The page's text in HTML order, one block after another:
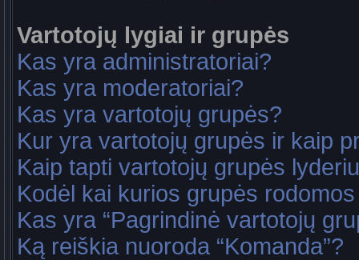
Vartotojų lygiai ir grupės
Kas yra administratoriai?
Kas yra moderatoriai?
Kas yra vartotojų grupės?
Kur yra vartotojų grupės ir kaip
Kaip tapti vartotojų grupės
Kodėl kai kurios grupės
Kas yra “Pagrindinė vartotojų
Ką reiškia nuoroda “Komanda”?